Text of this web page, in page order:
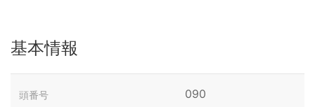
基本情報
頭番号 090